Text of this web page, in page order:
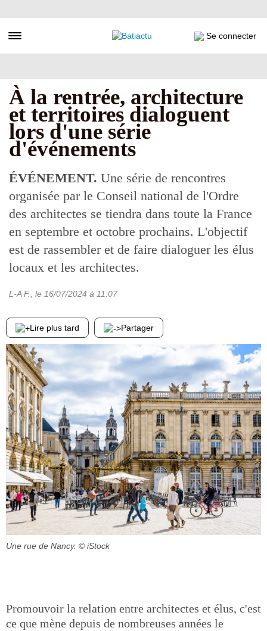
au
principal
Toggle navigation Se connecter
À la rentrée, architecture
et territoires dialoguent
lors d'une série
d'événements
ÉVÉNEMENT. Une série de rencontres
organisée par le Conseil national de l'Ordre
des architectes se tiendra dans toute la France
en septembre et octobre prochains. L'objectif
est de rassembler et de faire dialoguer les élus
locaux et les architectes.
L-A F. , le 16/07/2024 à 11:07
Lire plus tard Partager
Une rue de Nancy. © iStock
Promouvoir la relation entre architectes et élus, c'est
ce que mène depuis de nombreuses années le